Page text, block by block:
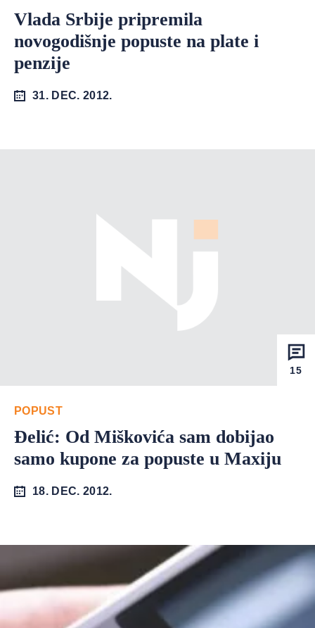
Vlada Srbije pripremila
novogodišnje popuste na plate i
penzije
31. DEC. 2012.
15
POPUST
Đelić: Od Miškovića sam dobijao
samo kupone za popuste u Maxiju
18. DEC. 2012.